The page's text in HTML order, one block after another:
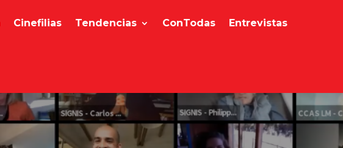
Cinefilias Tendencias ConTodas Entrevistas